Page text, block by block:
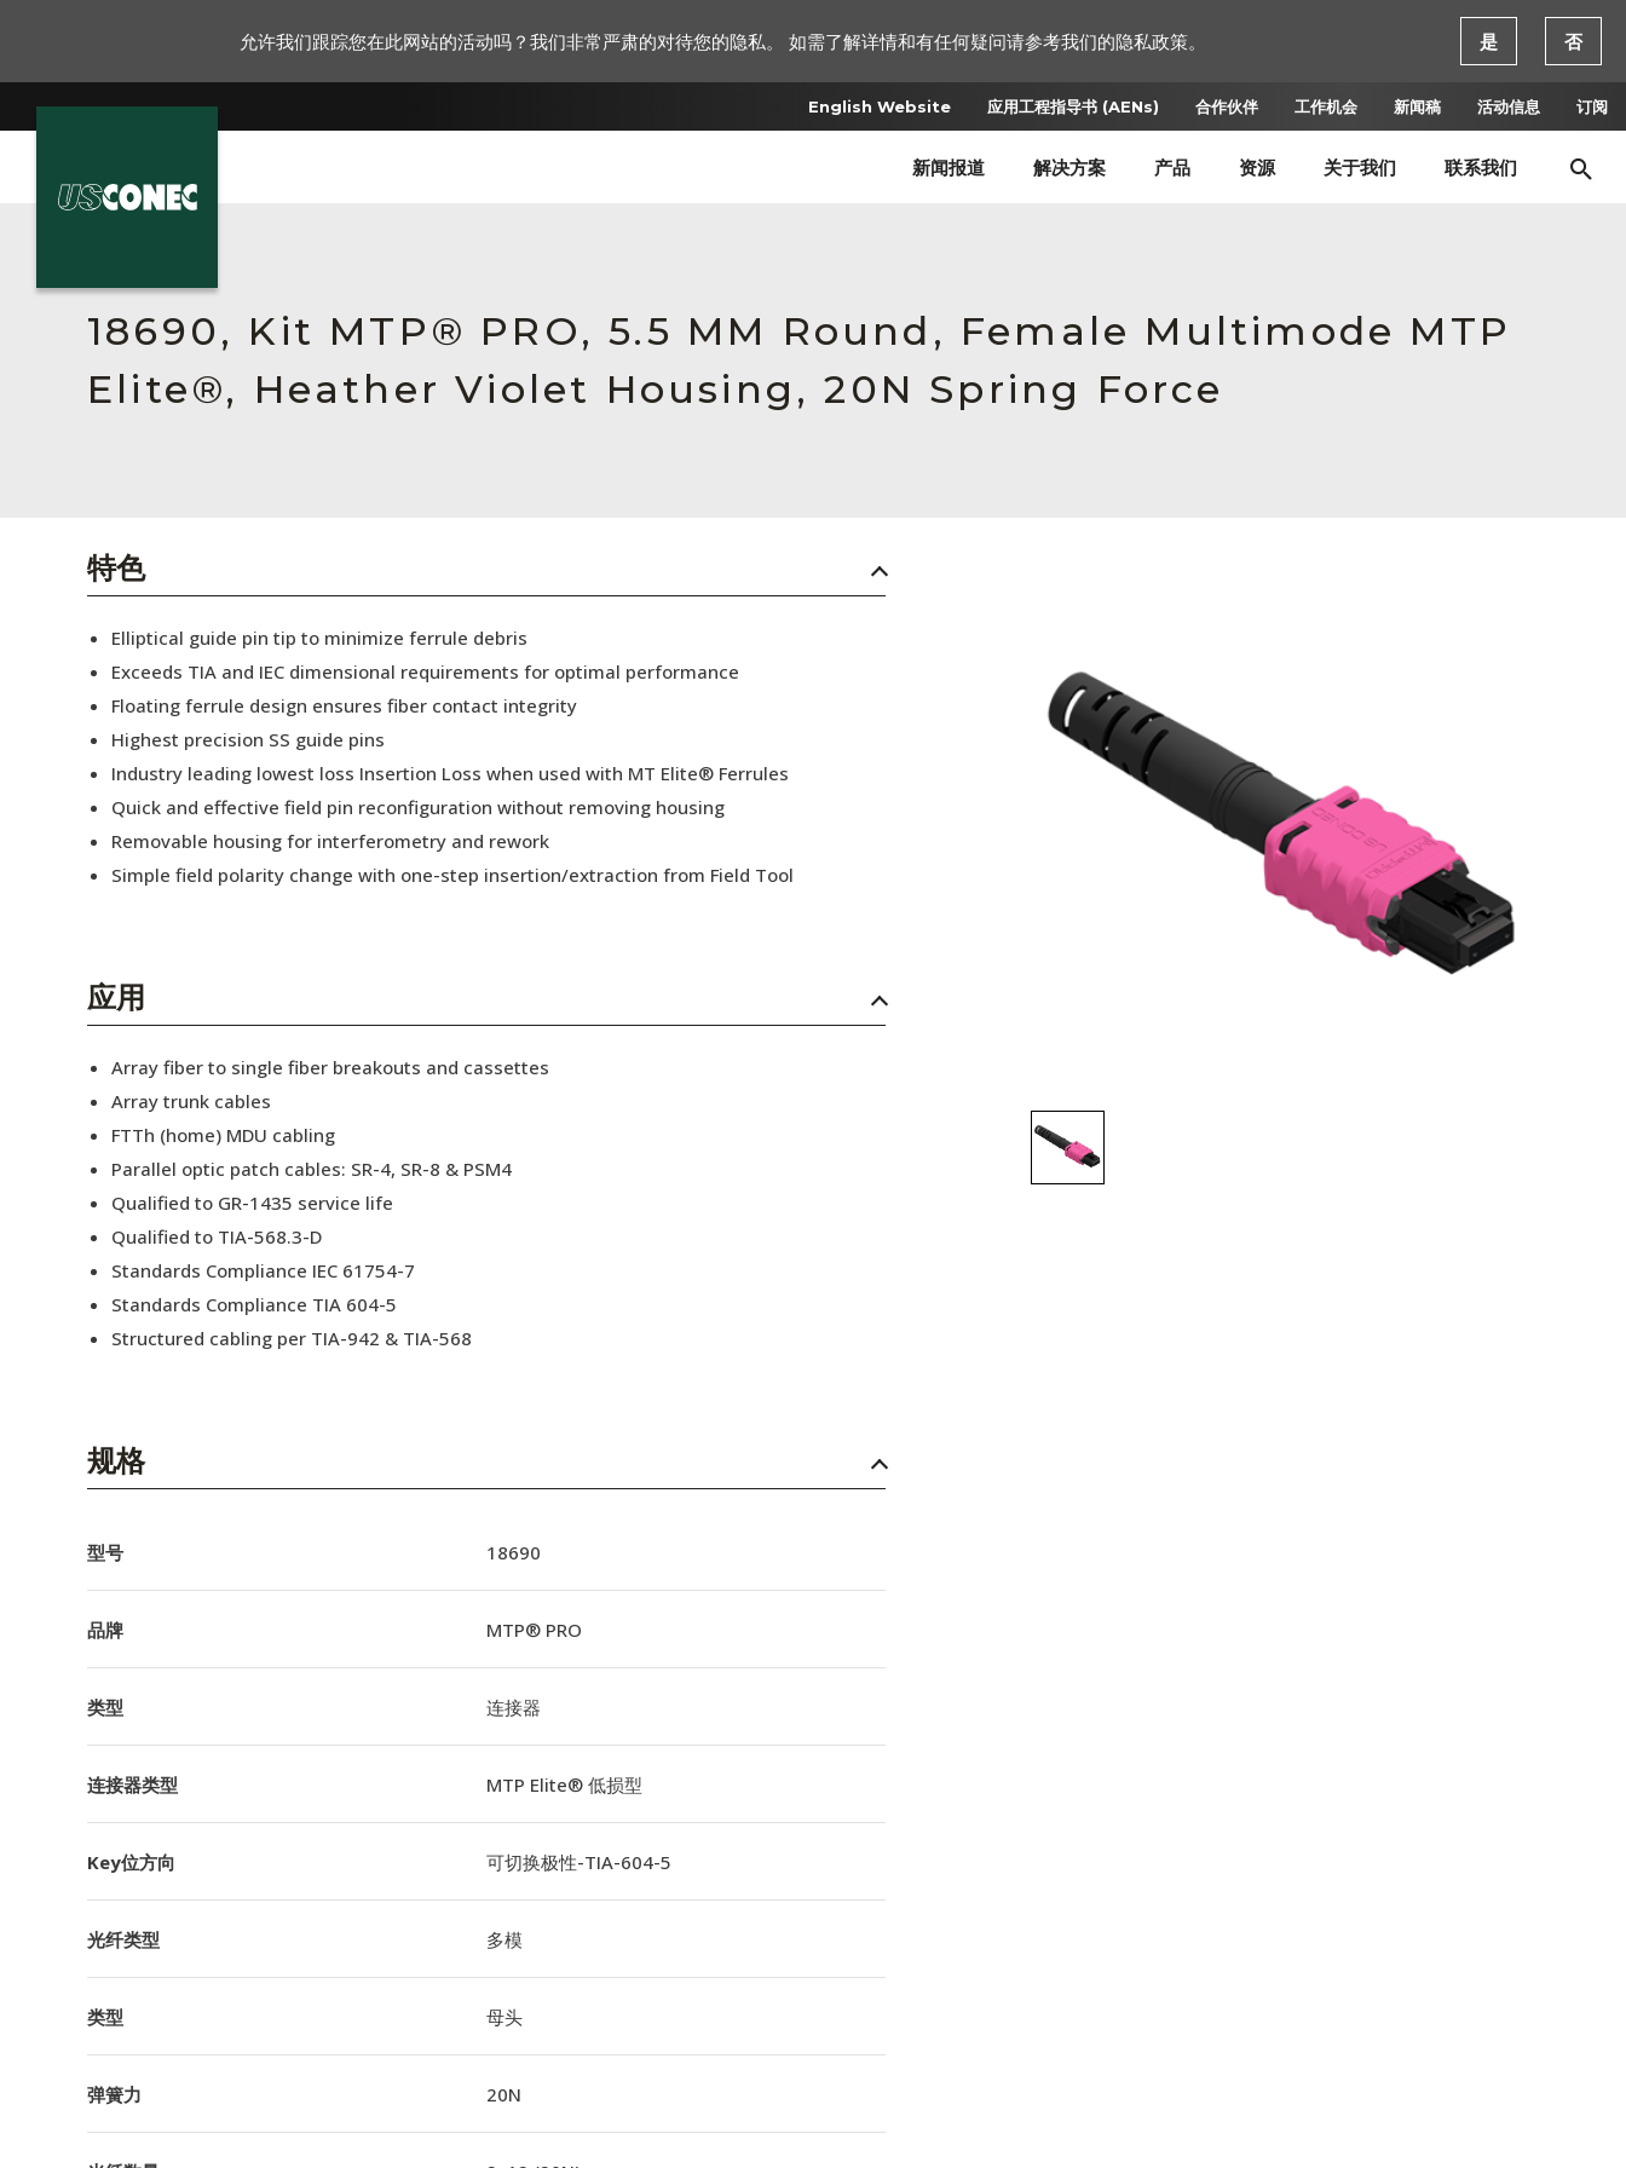
English Website 应用工程指导书 (AENs) 合作伙伴 工作机会 新闻稿 活动信息 订阅
新闻报道 解决方案 产品 资源 关于我们 联系我们
English Website
应用工程指导书 (AENs)
工作机会
活动信息
18690, Kit MTP® PRO, 5.5 MM Round, Female Multimode MTP
Elite®, Heather Violet Housing, 20N Spring Force
特色
Elliptical guide pin tip to minimize ferrule debris
Exceeds TIA and IEC dimensional requirements for optimal performance
Floating ferrule design ensures fiber contact integrity
Highest precision SS guide pins
Industry leading lowest loss Insertion Loss when used with MT Elite® Ferrules
Quick and effective field pin reconfiguration without removing housing
Removable housing for interferometry and rework
Simple field polarity change with one-step insertion/extraction from Field Tool
应用
Array fiber to single fiber breakouts and cassettes
Array trunk cables
FTTh (home) MDU cabling
Parallel optic patch cables: SR-4, SR-8 & PSM4
Qualified to GR-1435 service life
Qualified to TIA-568.3-D
Standards Compliance IEC 61754-7
Standards Compliance TIA 604-5
Structured cabling per TIA-942 & TIA-568
规格
型号 18690
品牌 MTP® PRO
类型 连接器
连接器类型 MTP Elite® 低损型
Key位方向 可切换极性-TIA-604-5
光纤类型 多模
类型 母头
弹簧力 20N
允许我们跟踪您在此网站的活动吗？我们非常严肃的对待您的隐私。 如需了解详情和有任何疑问请参考我们的隐私政策。 是 否